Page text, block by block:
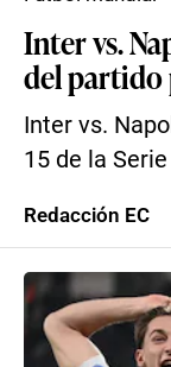
Inter vs.
del partido
Inter vs.
15 de la
Redacción EC